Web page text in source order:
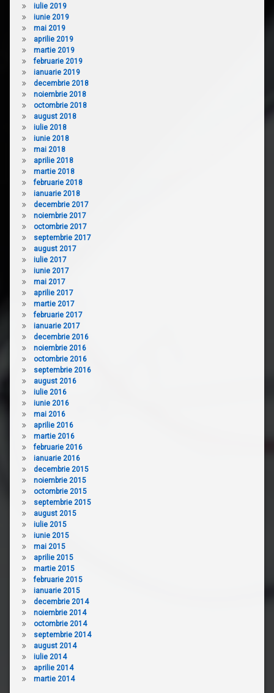
iulie 2019
iunie 2019
mai 2019
aprilie 2019
martie 2019
februarie 2019
ianuarie 2019
decembrie 2018
noiembrie 2018
octombrie 2018
august 2018
iulie 2018
iunie 2018
mai 2018
aprilie 2018
martie 2018
februarie 2018
ianuarie 2018
decembrie 2017
noiembrie 2017
octombrie 2017
septembrie 2017
august 2017
iulie 2017
iunie 2017
mai 2017
aprilie 2017
martie 2017
februarie 2017
ianuarie 2017
decembrie 2016
noiembrie 2016
octombrie 2016
septembrie 2016
august 2016
iulie 2016
iunie 2016
mai 2016
aprilie 2016
martie 2016
februarie 2016
ianuarie 2016
decembrie 2015
noiembrie 2015
octombrie 2015
septembrie 2015
august 2015
iulie 2015
iunie 2015
mai 2015
aprilie 2015
martie 2015
februarie 2015
ianuarie 2015
decembrie 2014
noiembrie 2014
octombrie 2014
septembrie 2014
august 2014
iulie 2014
aprilie 2014
martie 2014